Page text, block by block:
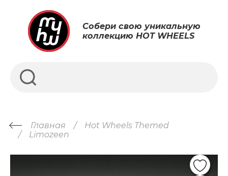
Собери свою уникальную
коллекцию HOT WHEELS
Главная
Hot Wheels Themed
Limozeen